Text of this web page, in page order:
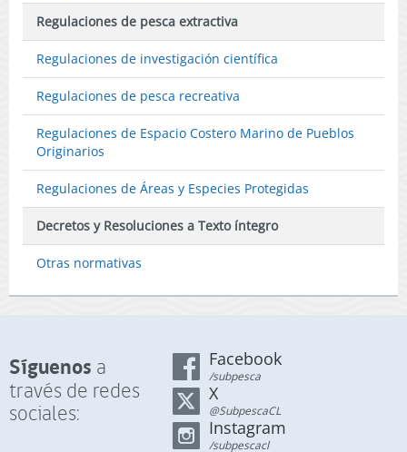
Regulaciones de pesca extractiva
Regulaciones de investigación científica
Regulaciones de pesca recreativa
Regulaciones de Espacio Costero Marino de Pueblos
Originarios
Regulaciones de Áreas y Especies Protegidas
Decretos y Resoluciones a Texto íntegro
Otras normativas
Síguenos a
través de redes
sociales:
Facebook
/subpesca
X
@SubpescaCL
Instagram
/subpescacl